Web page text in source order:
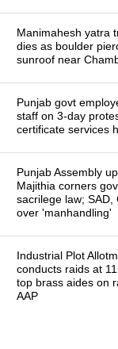
Manimahesh yatra
dies as boulder
sunroof near
Punjab govt
staff on 3-day
certificate services
Punjab Assembly
Majithia corners
sacrilege law; SAD,
over 'manhandling'
Industrial Plot
conducts raids at
top brass aides on
AAP